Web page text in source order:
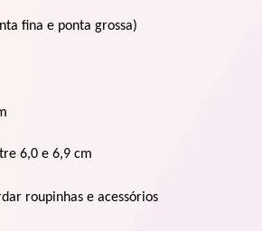
fina e ponta grossa)
6,0 e 6,9 cm
roupinhas e acessórios